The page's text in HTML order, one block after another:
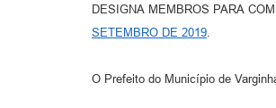
DESIGNA MEMBROS PARA
SETEMBRO DE 2019
O Prefeito do Município de